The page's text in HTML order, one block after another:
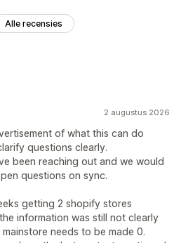
Alle recensies
2 augustus 2026
of what this can do
questions clearly.
been reaching out and we would
questions on sync.
getting 2 shopify stores
information was still not clearly
needs to be made 0.